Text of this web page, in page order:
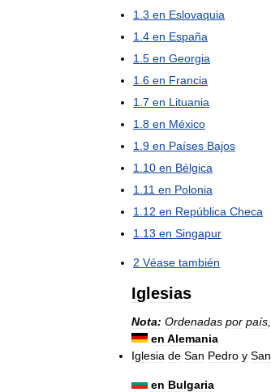
1 3 en Eslovaquia
1 4 en España
1 5 en Georgia
1 6 en Francia
1 7 en Lituania
1 8 en México
1 9 en Países Bajos
1 10 en Bélgica
1 11 en Polonia
1 12 en República Checa
1 13 en Singapur
2 Véase también
Iglesias
Nota: Ordenadas por país
en Alemania
Iglesia de San Pedro y San
en Bulgaria